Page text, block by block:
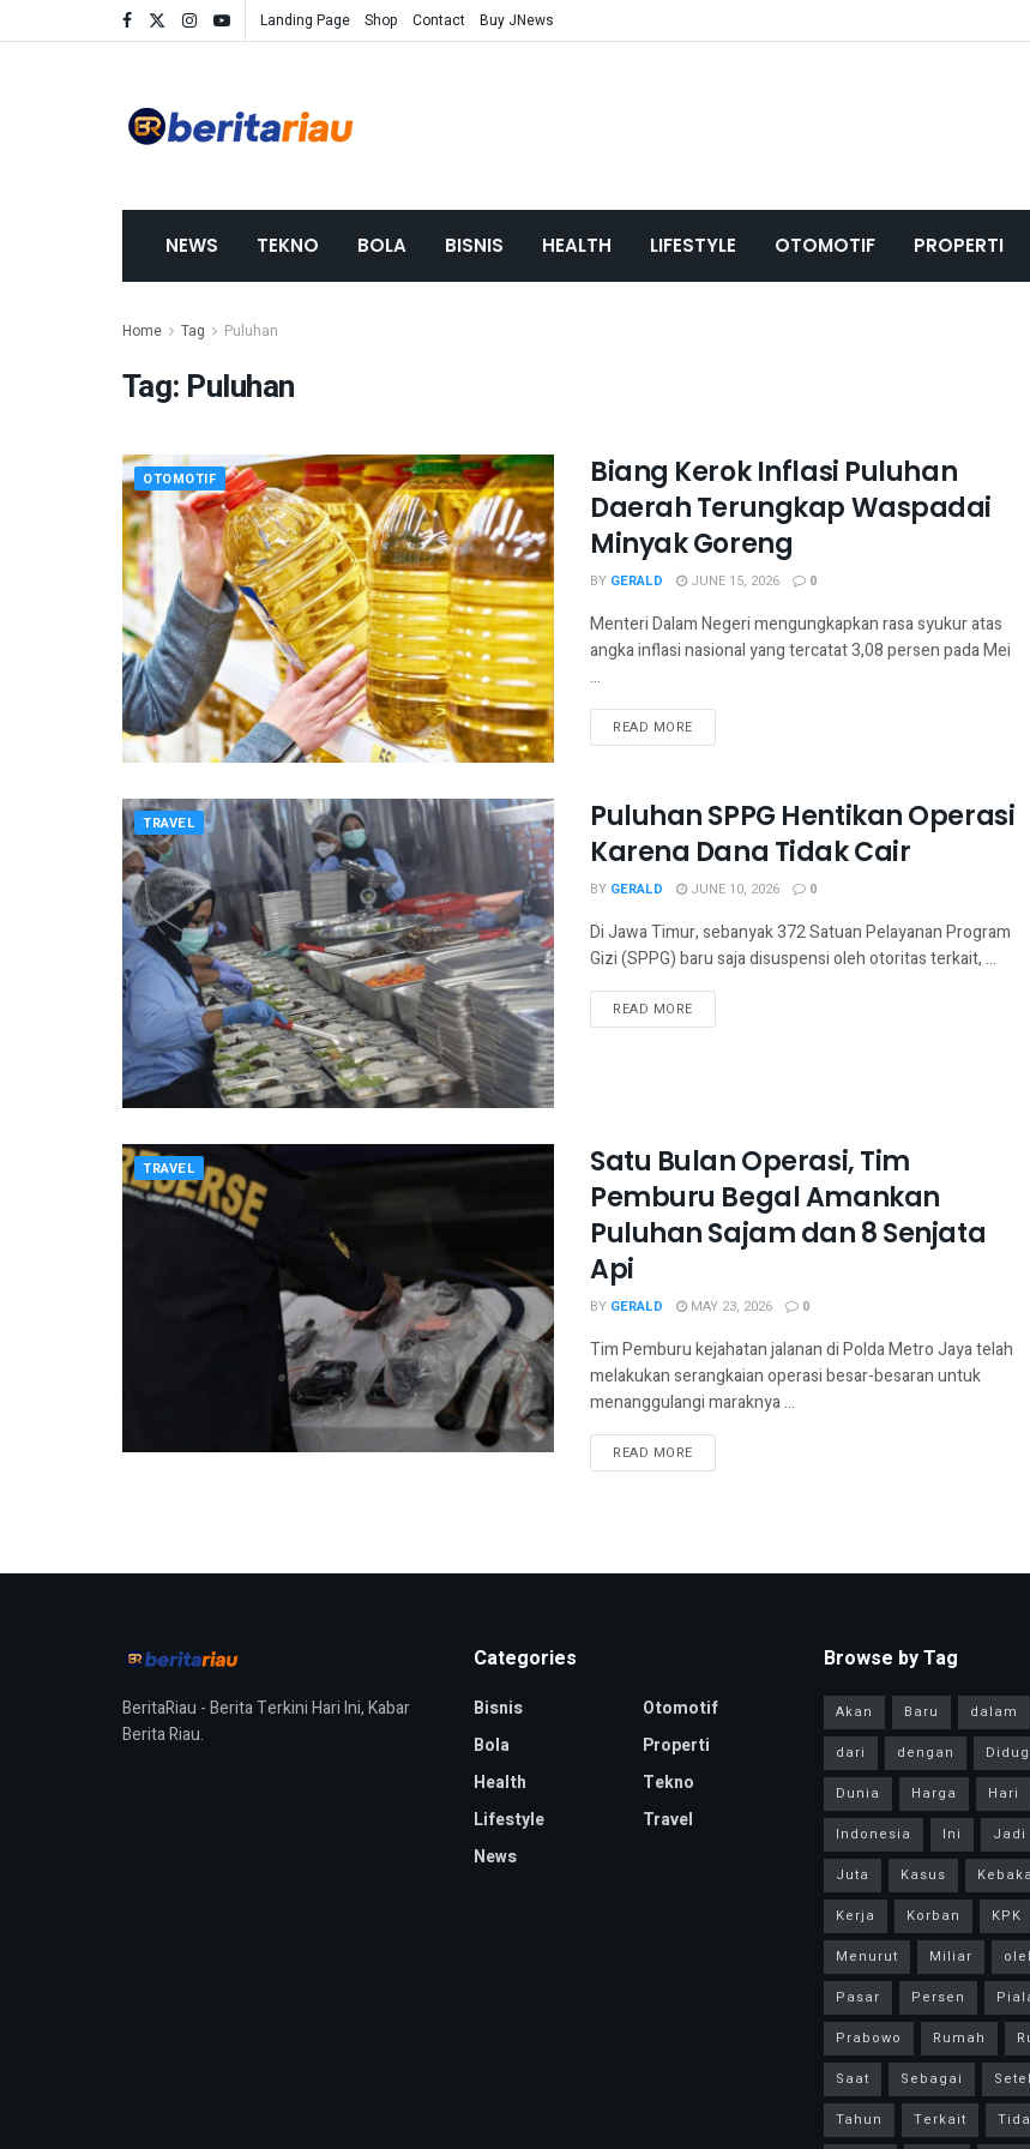
Landing Page Shop Contact Buy JNews
NEWS TEKNO BOLA BISNIS HEALTH LIFESTYLE OTOMOTIF PROPERTI
Home Tag Puluhan
Tag: Puluhan
OTOMOTIF
Biang Kerok Inflasi Puluhan
Daerah Terungkap Waspadai
Minyak Goreng
BY GERALD JUNE 15, 2026 0
Menteri Dalam Negeri mengungkapkan rasa syukur atas
angka inflasi nasional yang tercatat 3,08 persen pada Mei
...
READ MORE
TRAVEL
Puluhan SPPG Hentikan Operasi
Karena Dana Tidak Cair
BY GERALD JUNE 10, 2026 0
Di Jawa Timur, sebanyak 372 Satuan Pelayanan Program
Gizi (SPPG) baru saja disuspensi oleh otoritas terkait, ...
READ MORE
TRAVEL
Satu Bulan Operasi, Tim
Pemburu Begal Amankan
Puluhan Sajam dan 8 Senjata
Api
BY GERALD MAY 23, 2026 0
Tim Pemburu kejahatan jalanan di Polda Metro Jaya telah
melakukan serangkaian operasi besar-besaran untuk
menanggulangi maraknya ...
READ MORE
BeritaRiau - Berita Terkini Hari Ini, Kabar
Berita Riau.
Categories
Bisnis
Bola
Health
Lifestyle
News
Otomotif
Properti
Tekno
Travel
Browse by Tag
Akan Baru dalam
dari
dengan
Dunia
Harga
Hari
Indonesia
Ini Jadi
Juta
Kasus
Kerja
Korban KPK
Menurut
Miliar
Pasar
Persen
Prabowo
Rumah
Saat
Sebagai
Tahun
Terkait